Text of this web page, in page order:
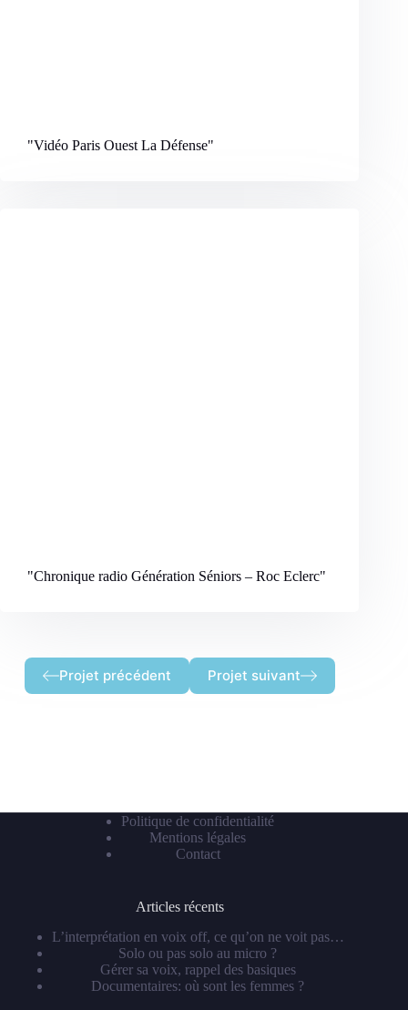
"Vidéo Paris Ouest La Défense"
"Chronique radio Génération Séniors – Roc Eclerc"
Projet précédent Projet suivant
Politique de confidentialité
Mentions légales
Contact
Articles récents
L’interprétation en voix off, ce qu’on ne voit pas…
Solo ou pas solo au micro ?
Gérer sa voix, rappel des basiques
Documentaires: où sont les femmes ?